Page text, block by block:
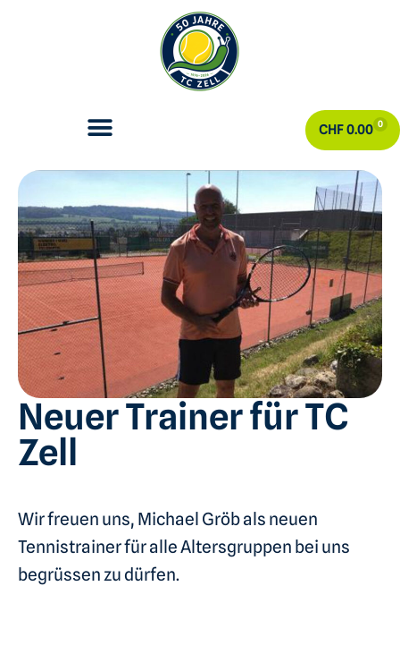
CHF0.00 0
Neuer Trainer für TC
Zell
Wir freuen uns, Michael Gröb als neuen
Tennistrainer für alle Altersgruppen bei uns
begrüssen zu dürfen.